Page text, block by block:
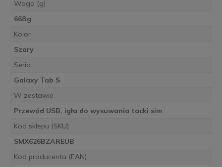
Waga (g)
668 g
Kolor
Szary
Seria
Galaxy Tab S
W zestawie
Przewód USB, igła do wysuwania tacki sim
Kod sklepu (SKU)
SMX626BZAREUB
Kod producenta (EAN)